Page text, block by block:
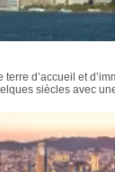
terre d’accueil et
siècles avec